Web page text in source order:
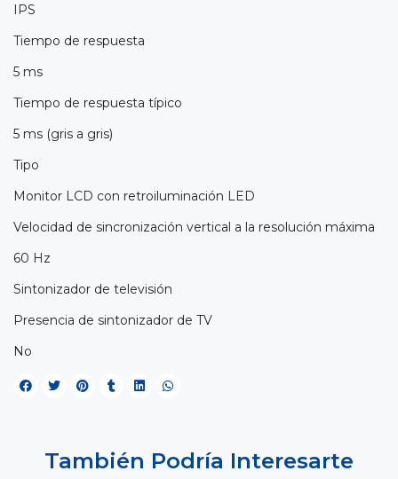
IPS
Tiempo de respuesta
5 ms
Tiempo de respuesta típico
5 ms (gris a gris)
Tipo
Monitor LCD con retroiluminación LED
Velocidad de sincronización vertical a la resolución máxima
60 Hz
Sintonizador de televisión
Presencia de sintonizador de TV
No
También Podría Interesarte